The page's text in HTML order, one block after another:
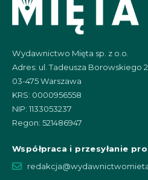
Wydawnictwo Mięta sp. z o.o.
Adres: ul. Tadeusza Borowskiego 2
03-475 Warszawa
KRS: 0000956558
NIP: 1133053237
Regon: 521486947
Współpraca i przesyłanie